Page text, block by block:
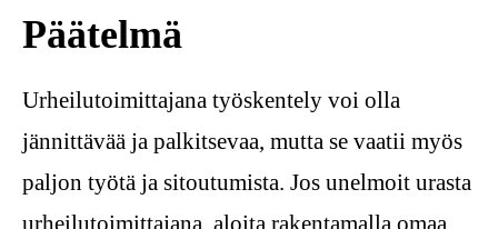
Päätelmä
Urheilutoimittajana työskentely voi olla
jännittävää ja palkitsevaa, mutta se vaatii myös
paljon työtä ja sitoutumista. Jos unelmoit urasta
urheilutoimittajana, aloita rakentamalla omaa